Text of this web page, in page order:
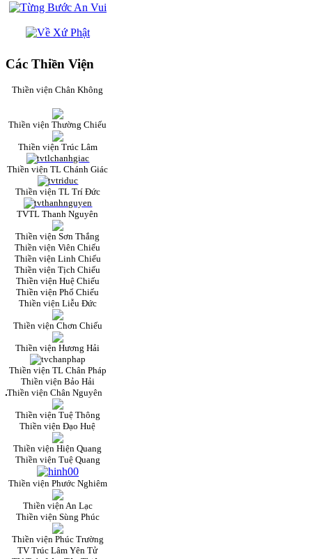
Các Thiền Viện
Thiền viện Chân Không
Thiền viện Thường Chiếu
Thiền viện Trúc Lâm
Thiền viện TL Chánh Giác
Thiền viện TL Trí Đức
TVTL Thanh Nguyên
Thiền viện Sơn Thắng
Thiền viện Viên Chiếu
Thiền viện Linh Chiếu
Thiền viện Tịch Chiếu
Thiền viện Huệ Chiếu
Thiền viện Phổ Chiếu
Thiền viện Liễu Đức
Thiền viện Chơn Chiếu
Thiền viện Hương Hải
Thiền viện TL Chân Pháp
Thiền viện Bảo Hải
Thiền viện Chân Nguyên
Thiền viện Tuệ Thông
Thiền viện Đạo Huệ
Thiền viện Hiện Quang
Thiền viện Tuệ Quang
Thiền viện Phước Nghiêm
Thiền viện An Lạc
Thiền viện Sùng Phúc
Thiền viện Phúc Trường
TV Trúc Lâm Yên Tử